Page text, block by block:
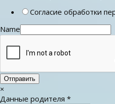
Согласие обработки
Name
Отправить
×
Данные родителя *